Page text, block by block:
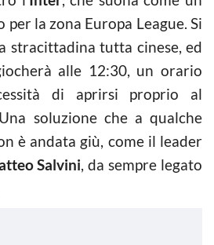
la zona Europa League. Si
stracittadina tutta cinese, ed
alle 12:30, un orario
di aprirsi proprio al
soluzione che a qualche
è andata giù, come il leader
Salvini, da sempre legato